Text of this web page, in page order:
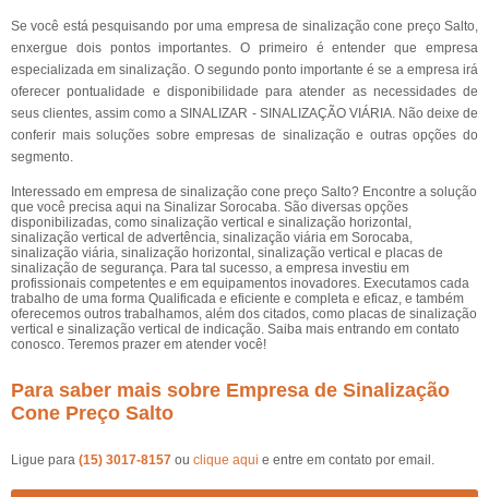
Se você está pesquisando por uma empresa de sinalização cone preço Salto,
enxergue dois pontos importantes. O primeiro é entender que empresa
especializada em sinalização. O segundo ponto importante é se a empresa irá
oferecer pontualidade e disponibilidade para atender as necessidades de
seus clientes, assim como a SINALIZAR - SINALIZAÇÃO VIÁRIA. Não deixe de
conferir mais soluções sobre empresas de sinalização e outras opções do
segmento.
Interessado em empresa de sinalização cone preço Salto? Encontre a solução
que você precisa aqui na Sinalizar Sorocaba. São diversas opções
disponibilizadas, como sinalização vertical e sinalização horizontal,
sinalização vertical de advertência, sinalização viária em Sorocaba,
sinalização viária, sinalização horizontal, sinalização vertical e placas de
sinalização de segurança. Para tal sucesso, a empresa investiu em
profissionais competentes e em equipamentos inovadores. Executamos cada
trabalho de uma forma Qualificada e eficiente e completa e eficaz, e também
oferecemos outros trabalhamos, além dos citados, como placas de sinalização
vertical e sinalização vertical de indicação. Saiba mais entrando em contato
conosco. Teremos prazer em atender você!
Para saber mais sobre Empresa de Sinalização
Cone Preço Salto
Ligue para (15) 3017-8157 ou clique aqui e entre em contato por email.